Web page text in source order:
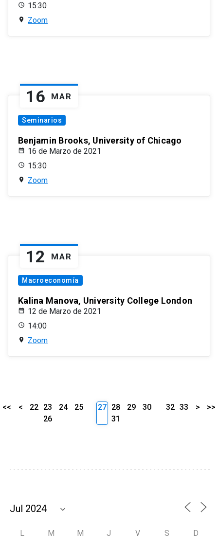
15:30
Zoom
16 MAR
Seminarios
Benjamin Brooks, University of Chicago
16 de Marzo de 2021
15:30
Zoom
12 MAR
Macroeconomía
Kalina Manova, University College London
12 de Marzo de 2021
14:00
Zoom
<< < 22 23 24
25
26
27 28 29
30
31
32 33 > >>
L M M J V S D